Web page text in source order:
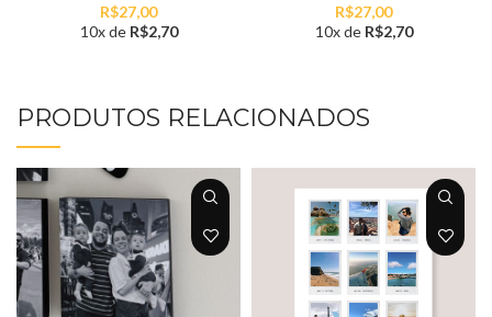
R$27,00
10x de R$2,70
R$27,00
10x de R$2,70
PRODUTOS RELACIONADOS